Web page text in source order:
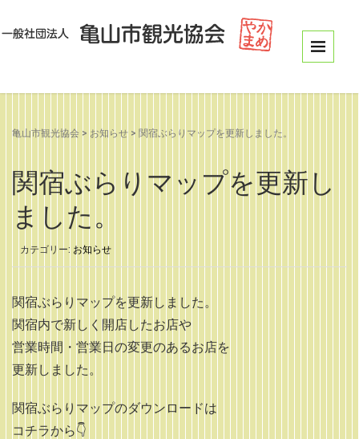
亀山市観光協会 > お知らせ > 関宿ぶらりマップを更新しました。
関宿ぶらりマップを更新し
ました。
カテゴリー: お知らせ
関宿ぶらりマップを更新しました。
関宿内で新しく開店したお店や
営業時間・営業日の変更のあるお店を
更新しました。
関宿ぶらりマップのダウンロードは
コチラから👇